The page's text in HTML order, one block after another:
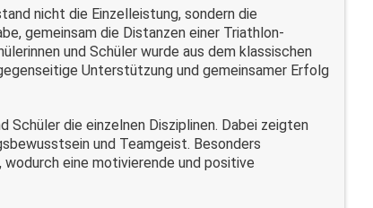
nicht die Einzelleistung, sondern die
gemeinsam die Distanzen einer Triathlon-
und Schüler wurde aus dem klassischen
Unterstützung und gemeinsamer Erfolg
Schüler die einzelnen Disziplinen. Dabei zeigten
und Teamgeist. Besonders
eine motivierende und positive